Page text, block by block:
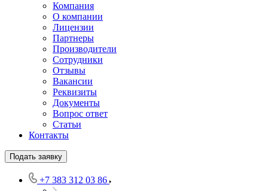
Компания
О компании
Лицензии
Партнеры
Производители
Сотрудники
Отзывы
Вакансии
Реквизиты
Документы
Вопрос ответ
Статьи
Контакты
Подать заявку
+7 383 312 03 86